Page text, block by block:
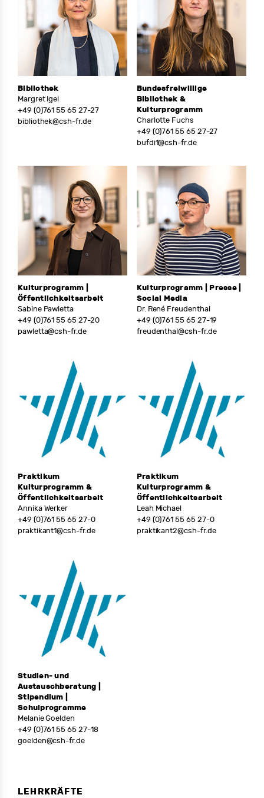
Bibliothek
Margret Igel
+49 (0)761 55 65 27-27
bibliothek@csh-fr.de
Bundesfreiwillige
Bibliothek &
Kulturprogramm
Charlotte Fuchs
+49 (0)761 55 65 27-27
bufdi1@csh-fr.de
Kulturprogramm |
Öffentlichkeitsarbeit
Sabine Pawletta
+49 (0)761 55 65 27-20
pawletta@csh-fr.de
Kulturprogramm | Presse |
Social Media
Dr. René Freudenthal
+49 (0)761 55 65 27-19
freudenthal@csh-fr.de
Praktikum
Kulturprogramm &
Öffentlichkeitsarbeit
Annika Werker
+49 (0)761 55 65 27-0
praktikant1@csh-fr.de
Praktikum
Kulturprogramm &
Öffentlichkeitsarbeit
Leah Michael
+49 (0)761 55 65 27-0
praktikant2@csh-fr.de
Studien- und
Austauschberatung |
Stipendium |
Schulprogramme
Melanie Goelden
+49 (0)761 55 65 27-18
goelden@csh-fr.de
LEHRKRÄFTE